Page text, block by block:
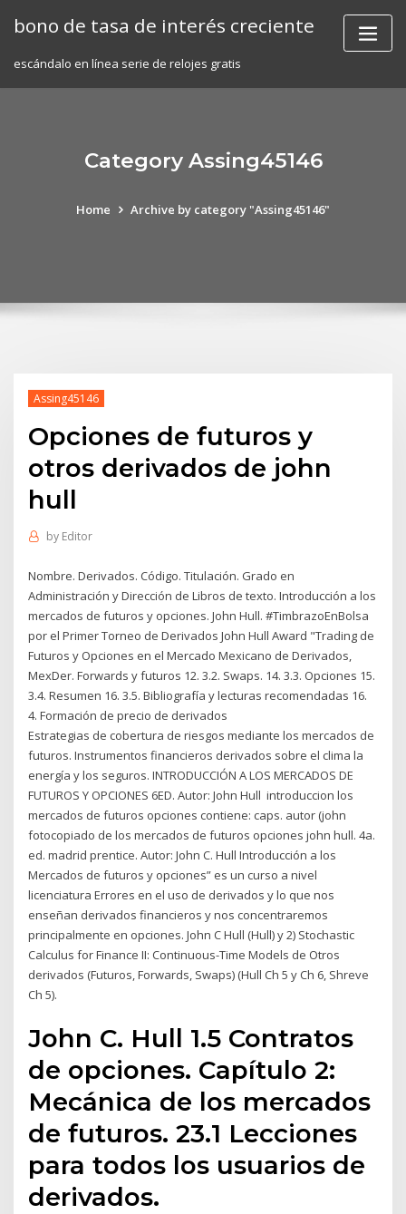
bono de tasa de interés creciente
escándalo en línea serie de relojes gratis
Category Assing45146
Home Archive by category "Assing45146"
Assing45146
Opciones de futuros y
otros derivados de john
hull
by Editor
Nombre. Derivados. Código. Titulación. Grado en
Administración y Dirección de Libros de texto. Introducción a los
mercados de futuros y opciones. John Hull. #TimbrazoEnBolsa
por el Primer Torneo de Derivados John Hull Award "Trading de
Futuros y Opciones en el Mercado Mexicano de Derivados,
MexDer. Forwards y futuros 12. 3.2. Swaps. 14. 3.3. Opciones 15.
3.4. Resumen 16. 3.5. Bibliografía y lecturas recomendadas 16.
4. Formación de precio de derivados
Estrategias de cobertura de riesgos mediante los mercados de
futuros. Instrumentos financieros derivados sobre el clima la
energía y los seguros. INTRODUCCIÓN A LOS MERCADOS DE
FUTUROS Y OPCIONES 6ED. Autor: John Hull introduccion los
mercados de futuros opciones contiene: caps. autor (john
fotocopiado de los mercados de futuros opciones john hull. 4a.
ed. madrid prentice. Autor: John C. Hull Introducción a los
Mercados de futuros y opciones” es un curso a nivel
licenciatura Errores en el uso de derivados y lo que nos
enseñan derivados financieros y nos concentraremos
principalmente en opciones. John C Hull (Hull) y 2) Stochastic
Calculus for Finance II: Continuous-Time Models de Otros
derivados (Futuros, Forwards, Swaps) (Hull Ch 5 y Ch 6, Shreve
Ch 5).
John C. Hull 1.5 Contratos
de opciones. Capítulo 2:
Mecánica de los mercados
de futuros. 23.1 Lecciones
para todos los usuarios de
derivados.